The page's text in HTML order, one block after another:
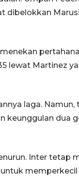
dibelokkan
lewat Martinez
laga. Namun,
keunggulan dua
Inter tetap